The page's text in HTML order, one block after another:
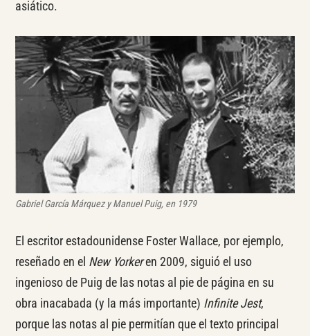
asiático.
Gabriel García Márquez y Manuel Puig, en 1979
El escritor estadounidense Foster Wallace, por ejemplo,
reseñado en el New Yorkeren 2009, siguió el uso
ingenioso de Puig de las notas al pie de página en su
obra inacabada (y la más importante) Infinite Jest,
porque las notas al pie permitían que el texto principal